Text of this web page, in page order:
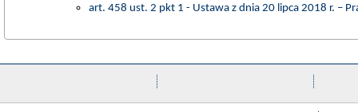
art. 458 ust. 2 pkt 1 - Ustawa z dnia 20 lipca 2018 r. –